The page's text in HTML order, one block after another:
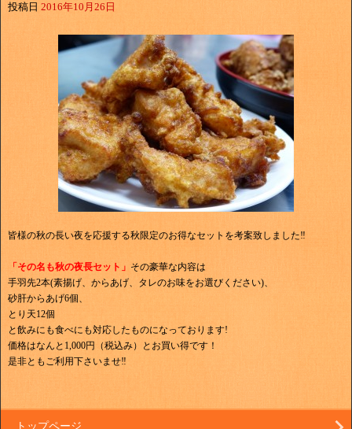
投稿日 2016年10月26日
皆様の秋の長い夜を応援する秋限定のお得なセットを考案致しました‼
「その名も秋の夜長セット」 その豪華な内容は
手羽先2本(素揚げ、からあげ、タレのお味をお選びください)、
砂肝からあげ6個、
とり天12個
と飲みにも食べにも対応したものになっております!
価格はなんと1,000円（税込み）とお買い得です！
是非ともご利用下さいませ‼
トップページ